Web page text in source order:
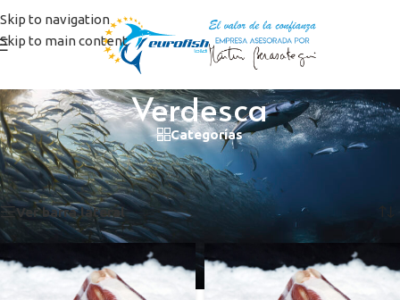
Skip to navigation
Skip to main content
Verdesca
Categorías
Inicio/Productos etiquetados “Verdesca”
Mostrando los 2 resultados
Ver barra lateral